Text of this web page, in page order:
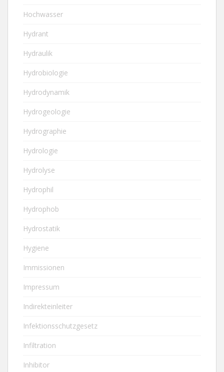
Hochwasser
Hydrant
Hydraulik
Hydrobiologie
Hydrodynamik
Hydrogeologie
Hydrographie
Hydrologie
Hydrolyse
Hydrophil
Hydrophob
Hydrostatik
Hygiene
Immissionen
Impressum
Indirekteinleiter
Infektionsschutzgesetz
Infiltration
Inhibitor